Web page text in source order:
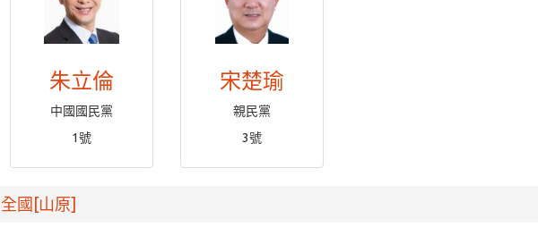
朱立倫
中國國民黨
1號
宋楚瑜
親民黨
3號
全國[山原]